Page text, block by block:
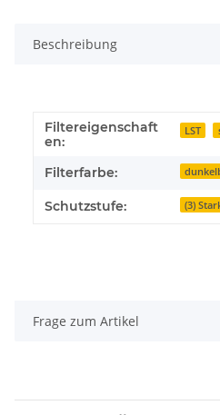
Beschreibung
Filtereigenschaft
en:
LST
Filterfarbe:
Schutzstufe: (3)
Frage zum Artikel